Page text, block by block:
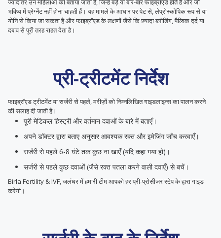
ज्यादातर उन महिलाओं को बताया जाता है, जिन्हें बड़े या बार-बार फाइब्रॉएड होते हैं और जो
भविष्य में प्रेग्नेंट नहीं होना चाहती हैं। यह मामले के आधार पर पेट से, लेप्रोस्कोपिक रूप से या
योनि से किया जा सकता है और फाइब्रॉएड के लक्षणों जैसे कि ज़्यादा ब्लीडिंग, पैल्विक दर्द या
दबाव से पूरी तरह राहत देता है।
प्री-ट्रीटमेंट निर्देश
फाइब्रॉएड ट्रीटमेंट या सर्जरी से पहले, मरीज़ों को निम्नलिखित गाइडलाइन्स का पालन करने
की सलाह दी जाती है।
पूरी मेडिकल हिस्ट्री और वर्तमान दवाओं के बारे में बताएँ।
अपने डॉक्टर द्वारा बताए अनुसार आवश्यक रक्त और इमेजिंग जाँच करवाएँ।
सर्जरी से पहले 6-8 घंटे तक कुछ ना खाएँ (यदि कहा गया हो)।
सर्जरी से पहले कुछ दवाओं (जैसे रक्त पतला करने वाली दवाएँ) से बचें।
Birla Fertility & IVF, जलंधर में हमारी टीम आपको हर प्री-प्रोसीजर स्टेप के द्वारा गाइड
करेगी।